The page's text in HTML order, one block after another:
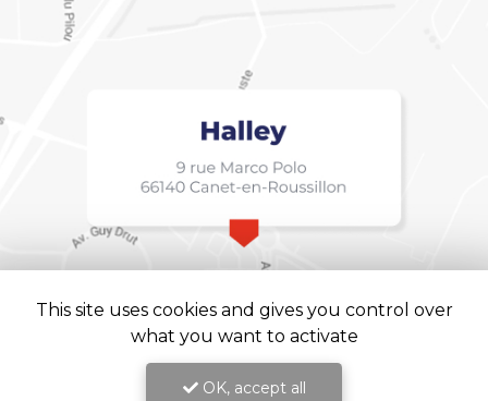
This site uses cookies and gives you control over
what you want to activate
OK, accept all